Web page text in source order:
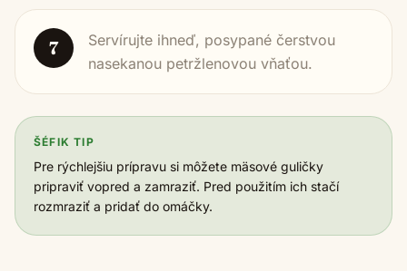
7
Servírujte ihneď, posypané čerstvou
nasekanou petržlenovou vňaťou.
ŠÉFIK TIP
Pre rýchlejšiu prípravu si môžete mäsové guličky
pripraviť vopred a zamraziť. Pred použitím ich stačí
rozmraziť a pridať do omáčky.